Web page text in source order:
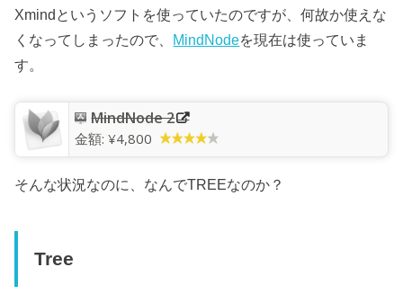
Xmindというソフトを使っていたのですが、何故か使えな
くなってしまったので、 MindNodeを現在は使っていま
す。
MindNode 2
金額:¥4,800
そんな状況なのに、なんでTREEなのか？
Tree